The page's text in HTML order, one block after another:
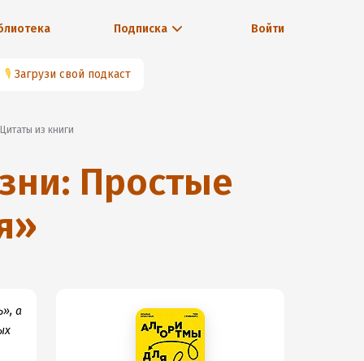
Подписка Войти
🎙 Загрузи свой подкаст
Цитаты из книги
Простые
»
а